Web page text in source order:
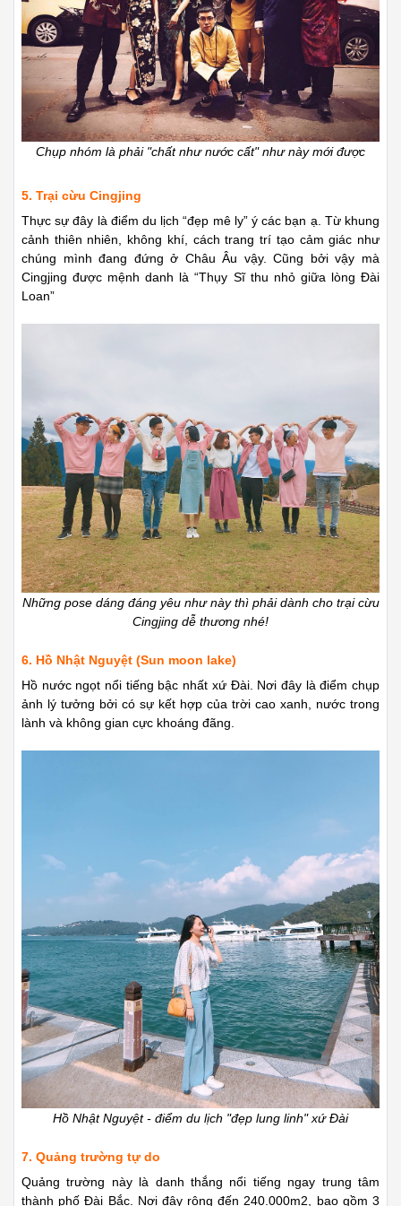
Chụp nhóm là phải "chất như nước cất" như này mới được
5. Trại cừu Cingjing
Thực sự đây là điểm du lịch “đẹp mê ly” ý các bạn ạ. Từ khung
cảnh thiên nhiên, không khí, cách trang trí tạo cảm giác như
chúng mình đang đứng ở Châu Âu vậy. Cũng bởi vậy mà
Cingjing được mệnh danh là “Thụy Sĩ thu nhỏ giữa lòng Đài
Loan”
Những pose dáng đáng yêu như này thì phải dành cho trại cừu
Cingjing dễ thương nhé!
6. Hồ Nhật Nguyệt (Sun moon lake)
Hồ nước ngọt nổi tiếng bậc nhất xứ Đài. Nơi đây là điểm chụp
ảnh lý tưởng bởi có sự kết hợp của trời cao xanh, nước trong
lành và không gian cực khoáng đãng.
Hồ Nhật Nguyệt - điểm du lịch "đẹp lung linh" xứ Đài
7. Quảng trường tự do
Quảng trường này là danh thắng nổi tiếng ngay trung tâm
thành phố Đài Bắc. Nơi đây rộng đến 240.000m2, bao gồm 3